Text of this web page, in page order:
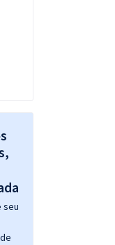
seu